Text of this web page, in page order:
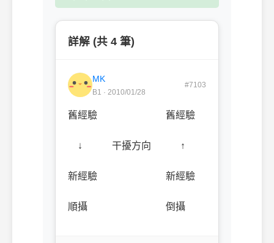
詳解 (共 4 筆)
MK
B1 · 2010/01/28
#7103
舊經驗 舊經驗
↓ 干擾方向 ↑
新經驗 新經驗
順攝 倒攝